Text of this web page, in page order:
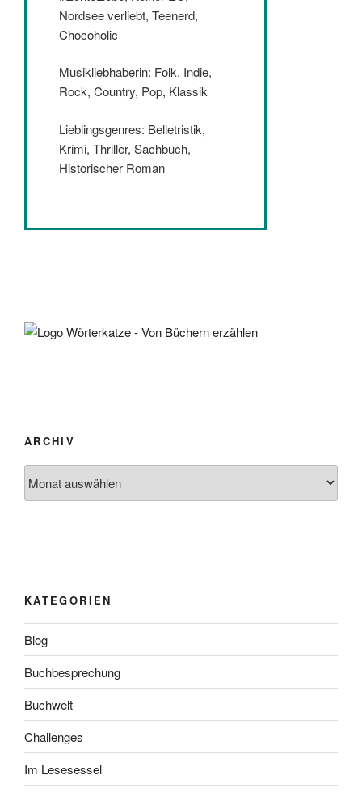
Nordsee verliebt, Teenerd,
Chocoholic
Musikliebhaberin: Folk, Indie,
Rock, Country, Pop, Klassik
Lieblingsgenres: Belletristik,
Krimi, Thriller, Sachbuch,
Historischer Roman
ARCHIV
KATEGORIEN
Blog
Buchbesprechung
Buchwelt
Challenges
Im Lesesessel